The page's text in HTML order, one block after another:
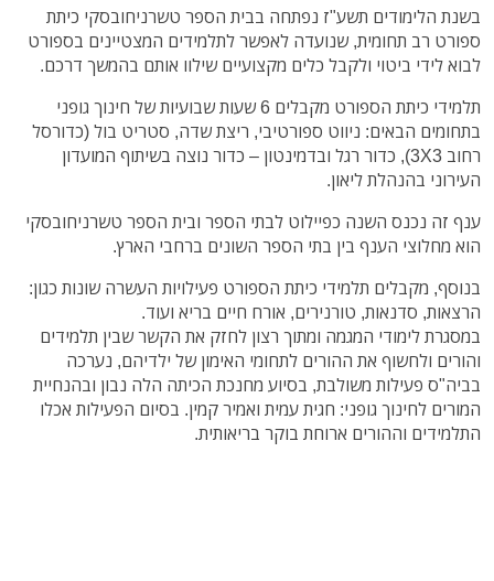
בשנת הלימודים תשע"ז נפתחה בבית הספר טשרניחובסקי כיתת
ספורט רב תחומית, שנועדה לאפשר לתלמידים המצטיינים בספורט
לבוא לידי ביטוי ולקבל כלים מקצועיים שילוו אותם בהמשך דרכם.
תלמידי כיתת הספורט מקבלים 6 שעות שבועיות של חינוך גופני
בתחומים הבאים: ניווט ספורטיבי, ריצת שדה, סטריט בול (כדורסל
רחוב 3X3), כדור רגל ובדמינטון – כדור נוצה בשיתוף המועדון
העירוני בהנהלת ליאון.
ענף זה נכנס השנה כפיילוט לבתי הספר ובית הספר טשרניחובסקי
הוא מחלוצי הענף בין בתי הספר השונים ברחבי הארץ.
בנוסף, מקבלים תלמידי כיתת הספורט פעילויות העשרה שונות כגון:
הרצאות, סדנאות, טורנירים, אורח חיים בריא ועוד.
במסגרת לימודי המגמה ומתוך רצון לחזק את הקשר שבין תלמידים
והורים ולחשוף את ההורים לתחומי האימון של ילדיהם, נערכה
בביה"ס פעילות משולבת, בסיוע מחנכת הכיתה הלה נבון ובהנחיית
המורים לחינוך גופני: חגית עמית ואמיר קמין. בסיום הפעילות אכלו
התלמידים וההורים ארוחת בוקר בריאותית.